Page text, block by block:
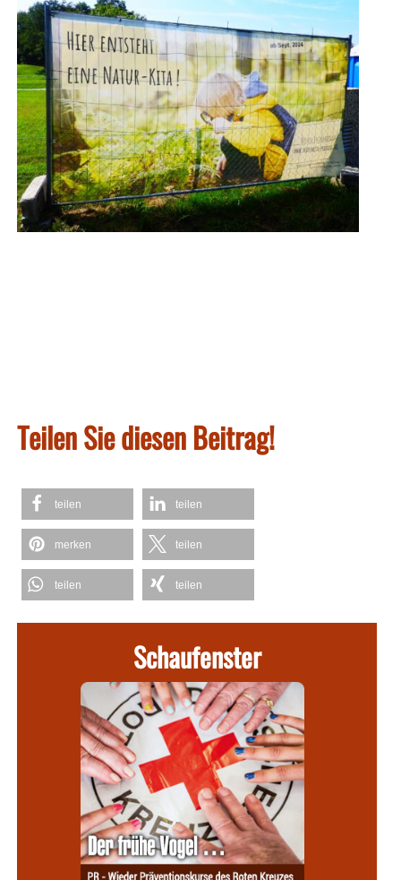
Teilen Sie diesen Beitrag!
teilen teilen
merken teilen
teilen teilen
Schaufenster